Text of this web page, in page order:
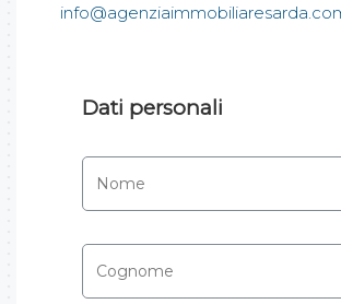
Dati personali